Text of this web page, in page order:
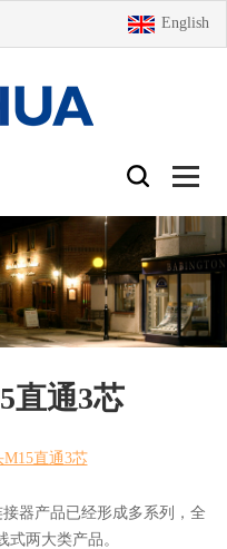
English
直通3芯
m15直通3芯
产品已经形成多系列，全
两大类产品。